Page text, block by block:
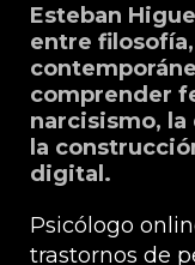
Esteban
entre
comprender
narcisismo,
la
digital.
Psicólogo
trastornos de